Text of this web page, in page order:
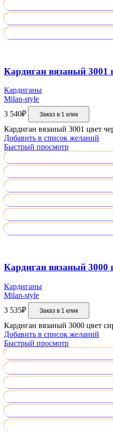
Кардиган вязаный 3001
Кардиганы
Milan-style
3 540₽ Заказ в 1 клик
Кардиган вязаный 3001
Добавить в список желаний
Быстрый просмотр
Кардиган вязаный 3000
Кардиганы
Milan-style
3 535₽ Заказ в 1 клик
Кардиган вязаный 3000
Добавить в список желаний
Быстрый просмотр